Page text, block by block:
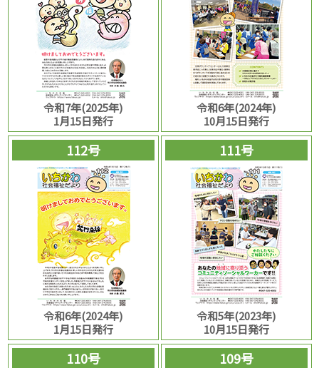
令和7年(2025年)
1月15日発行
令和6年(2024年)
10月15日発行
112号
令和6年(2024年)
1月15日発行
111号
令和5年(2023年)
10月15日発行
110号 109号